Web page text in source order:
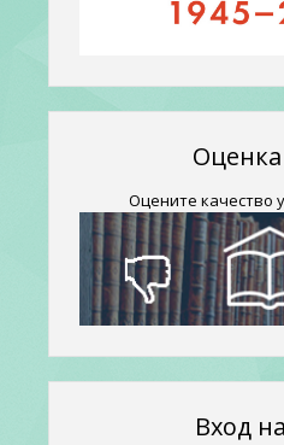
Оценка
Оцените качество
Вход